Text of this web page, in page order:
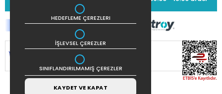
KORUNMAKTADIR.
HEDEFLEME ÇEREZLERI
İŞLEVSEL ÇEREZLER
SINIFLANDIRILMAMIŞ ÇEREZLER
KAYDET VE KAPAT